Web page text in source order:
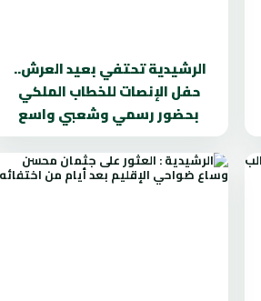
الرشيدية تحتفي بعيد العرش..
حفل الإنصات للخطاب الملكي
بحضور رسمي وشعبي واسع